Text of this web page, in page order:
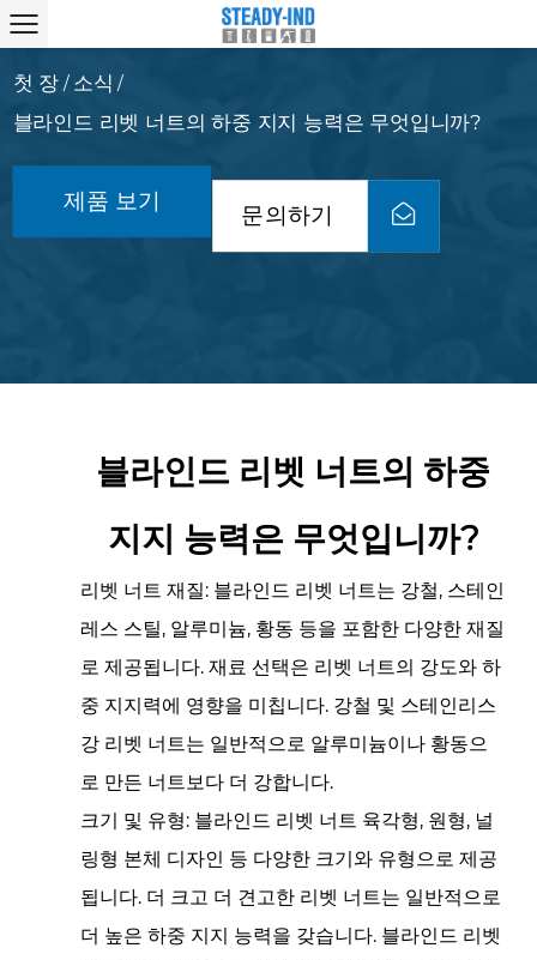
첫 장 / 소식 /
블라인드 리벳 너트의 하중 지지 능력은 무엇입니까?
제품 보기
문의하기
블라인드 리벳 너트의 하중
지지 능력은 무엇입니까?
리벳 너트 재질: 블라인드 리벳 너트는 강철, 스테인
레스 스틸, 알루미늄, 황동 등을 포함한 다양한 재질
로 제공됩니다. 재료 선택은 리벳 너트의 강도와 하
중 지지력에 영향을 미칩니다. 강철 및 스테인리스
강 리벳 너트는 일반적으로 알루미늄이나 황동으
로 만든 너트보다 더 강합니다.
크기 및 유형: 블라인드 리벳 너트 육각형, 원형, 널
링형 본체 디자인 등 다양한 크기와 유형으로 제공
됩니다. 더 크고 더 견고한 리벳 너트는 일반적으로
더 높은 하중 지지 능력을 갖습니다. 블라인드 리벳